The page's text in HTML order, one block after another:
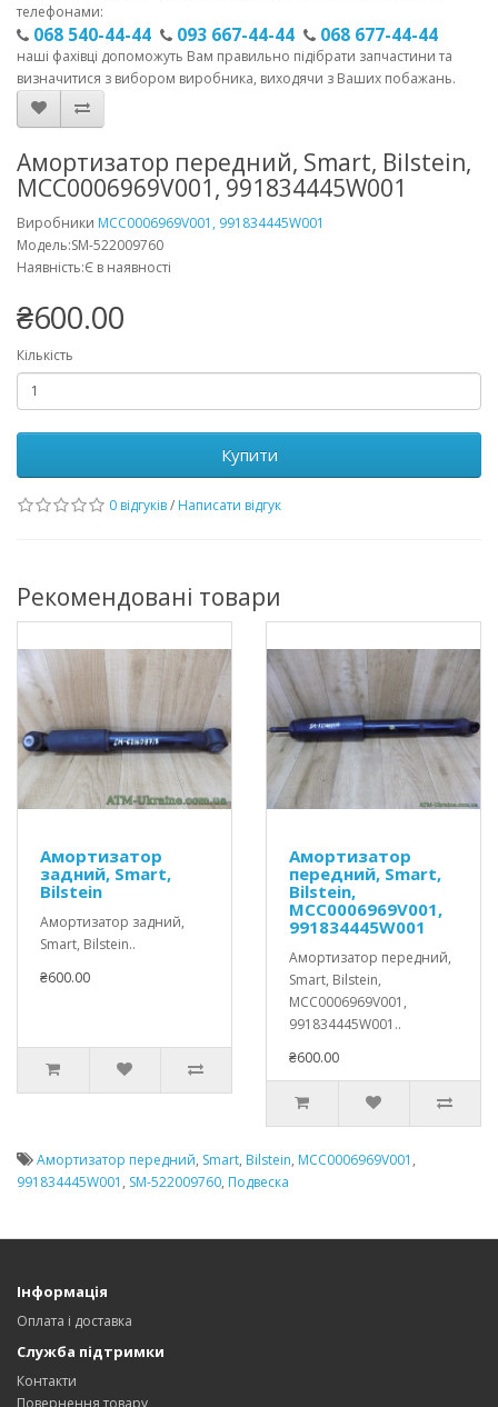
телефонами:
068 540-44-44 093 667-44-44 068 677-44-44
наші фахівці допоможуть Вам правильно підібрати запчастини та
визначитися з вибором виробника, виходячи з Ваших побажань.
Амортизатор передний, Smart, Bilstein,
MCC0006969V001, 991834445W001
Виробники MCC0006969V001, 991834445W001
Модель:SM-522009760
Наявність:Є в наявності
₴600.00
Кількість
Купити
0 відгуків/ Написати відгук
Рекомендовані товари
Амортизатор
задний, Smart,
Bilstein
Амортизатор задний,
Smart, Bilstein..
₴600.00
Амортизатор
передний, Smart,
Bilstein,
MCC0006969V001,
991834445W001
Амортизатор передний,
Smart, Bilstein,
MCC0006969V001,
991834445W001..
₴600.00
Амортизатор передний, Smart, Bilstein, MCC0006969V001 ,
991834445W001 , SM-522009760, Подвеска
Інформація
Оплата і доставка
Служба підтримки
Контакти
Повернення товару